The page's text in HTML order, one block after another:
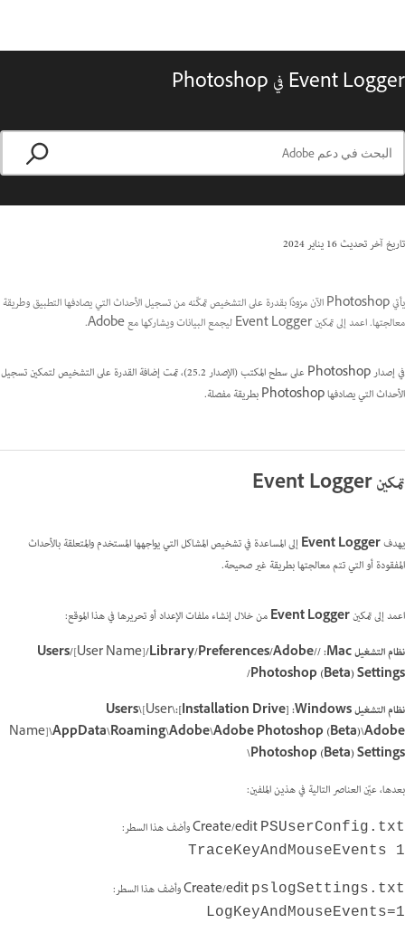
Event Logger في Photoshop
تاريخ آخر تحديث16 يناير 2024
يأتي Photoshop الآن مزودًا بقدرة على التشخيص تمكّنه من تسجيل الأحداث التي يصادفها التطبيق وطريقة
معالجتها. اعمد إلى تمكين Event Logger ليجمع البيانات ويشاركها مع Adobe.
في إصدار Photoshop على سطح المكتب (الإصدار 25.2)، تمت إضافة القدرة على التشخيص لتمكين تسجيل
الأحداث التي يصادفها Photoshop بطريقة مفصلة.
تمكين Event Logger
يهدفEvent Loggerإلى المساعدة في تشخيص المشاكل التي يواجهها المستخدم والمتعلقة بالأحداث
المفقودة أو التي تتم معالجتها بطريقة غير صحيحة.
اعمد إلى تمكينEvent Loggerمن خلال إنشاء ملفات الإعداد أو تحريرها في هذا الموقع:
نظام التشغيل Mac‏:
//Users/
[User Name]/Library/Preferences/Adobe
Photoshop (Beta) Settings/
نظام التشغيل Windows‏:
[Installation Drive]:\Users\
[User
Name]\AppData\Roaming\Adobe\Adobe Photoshop (Beta)\Adobe
Photoshop (Beta) Settings\
بعدها، عيّن العناصر التالية في هذين الملفين:
Create/edit PSUserConfig.txt وأضف هذا السطر:
TraceKeyAndMouseEvents 1
Create/edit pslogSettings.txt وأضف هذا السطر:
LogKeyAndMouseEvents=1